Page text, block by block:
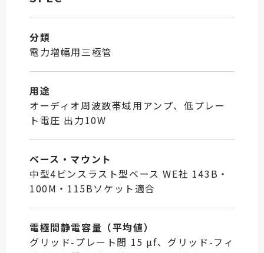
分類
電力増幅用三極管
用途
オーディオ周波数帯域用アンプ、低プレー
ト電圧 出力10W
ベース・マウント
中型4ピンスラスト型ベース WE社 143B・
100M・115Bソケット適合
電極間静電容量（平均値）
グリッド-プレート間 15 µf、グリッド-フィ